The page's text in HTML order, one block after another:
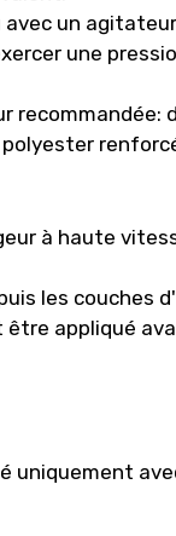
un
une
recommandée:
à haute
les
appliqué